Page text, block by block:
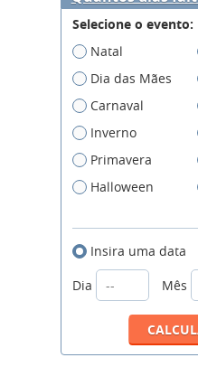
Selecione o evento:
Natal
Dia das Mães
Carnaval
Inverno
Primavera
Halloween
Insira uma data
Dia
Mês